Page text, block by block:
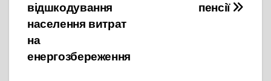
пенсії
відшкодування
населення витрат
на
енергозбереження